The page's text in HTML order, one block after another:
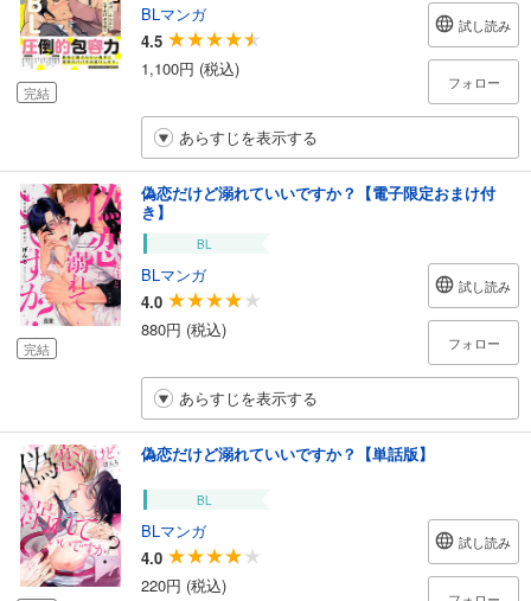
完結
BLマンガ
4.5
1,100円 (税込)
試し読み
フォロー
あらすじを表示する
完結
偽恋だけど溺れていいですか？【電子限定おまけ付
き】
BL
BLマンガ
4.0
880円 (税込)
試し読み
フォロー
あらすじを表示する
偽恋だけど溺れていいですか？【単話版】
BL
BLマンガ
4.0
220円 (税込)
試し読み